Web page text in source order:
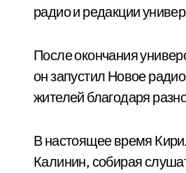
радио и редакции
После окончания
он запустил Новое
жителей благодаря
В настоящее время
Калинин, собирая